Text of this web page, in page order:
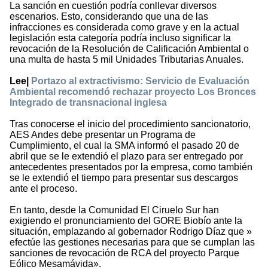
La sanción en cuestión podría conllevar diversos
escenarios. Esto, considerando que una de las
infracciones es considerada como grave y en la actual
legislación esta categoría podría incluso significar la
revocación de la Resolución de Calificación Ambiental o
una multa de hasta 5 mil Unidades Tributarias Anuales.
Lee|
Portazo al extractivismo: Servicio de Evaluación
Ambiental recomendó rechazar proyecto Los Bronces
Integrado de transnacional inglesa
Tras conocerse el inicio del procedimiento sancionatorio,
AES Andes debe presentar un Programa de
Cumplimiento, el cual la SMA informó el pasado 20 de
abril que se le extendió el plazo para ser entregado por
antecedentes presentados por la empresa, como también
se le extendió el tiempo para presentar sus descargos
ante el proceso.
En tanto, desde la Comunidad El Ciruelo Sur han
exigiendo el pronunciamiento del GORE Biobío ante la
situación, emplazando al gobernador Rodrigo Díaz que »
efectúe las gestiones necesarias para que se cumplan las
sanciones de revocación de RCA del proyecto Parque
Eólico Mesamávida».